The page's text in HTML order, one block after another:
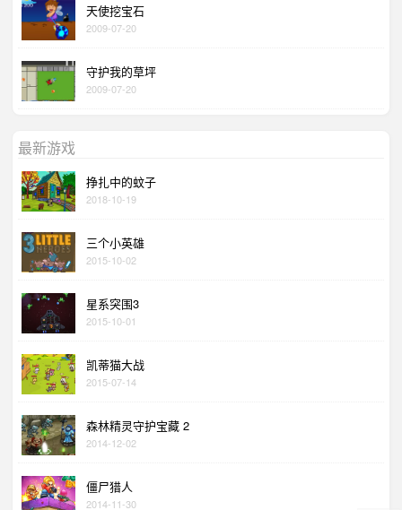
天使挖宝石
2009-07-20
守护我的草坪
2009-07-20
最新游戏
挣扎中的蚊子
2018-10-19
三个小英雄
2015-10-02
星系突围3
2015-10-01
凯蒂猫大战
2015-07-14
森林精灵守护宝藏 2
2014-12-02
僵尸猎人
2014-11-30